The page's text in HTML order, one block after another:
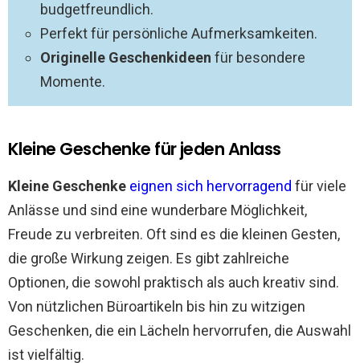
budgetfreundlich.
Perfekt für persönliche Aufmerksamkeiten.
Originelle Geschenkideen für besondere
Momente.
Kleine Geschenke für jeden Anlass
Kleine Geschenke eignen sich hervorragend für viele
Anlässe und sind eine wunderbare Möglichkeit,
Freude zu verbreiten. Oft sind es die kleinen Gesten,
die große Wirkung zeigen. Es gibt zahlreiche
Optionen, die sowohl praktisch als auch kreativ sind.
Von nützlichen Büroartikeln bis hin zu witzigen
Geschenken, die ein Lächeln hervorrufen, die Auswahl
ist vielfältig.